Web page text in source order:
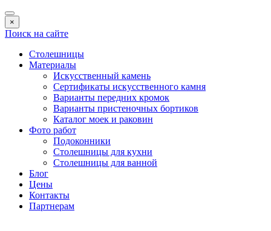
×
Поиск на сайте
Столешницы
Материалы
Искусственный камень
Сертификаты искусственного камня
Варианты передних кромок
Варианты пристеночных бортиков
Каталог моек и раковин
Фото работ
Подоконники
Столешницы для кухни
Столешницы для ванной
Блог
Цены
Контакты
Партнерам